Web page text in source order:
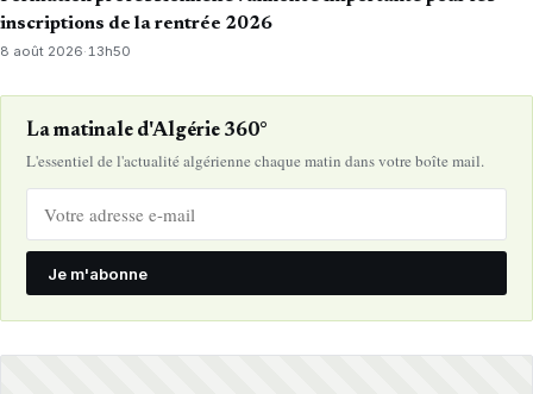
inscriptions de la rentrée 2026
8 août 2026· 13h50
La matinale d'Algérie 360°
L'essentiel de l'actualité algérienne chaque matin dans votre boîte mail.
Je m'abonne